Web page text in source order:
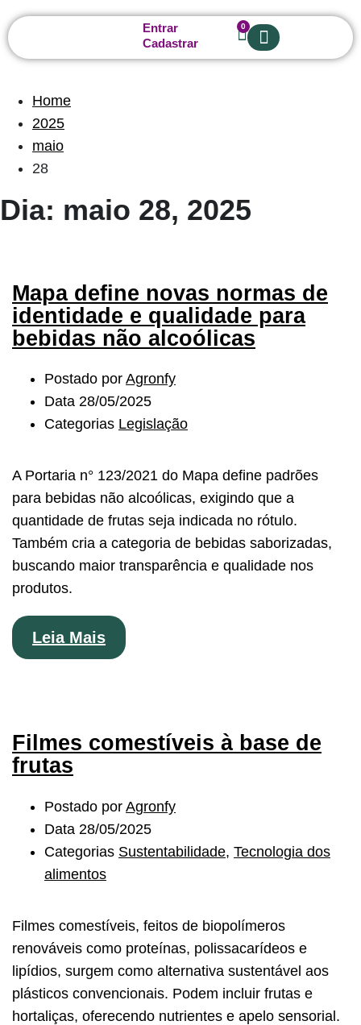
Entrar
Cadastrar
0
Home
2025
maio
28
Dia: maio 28, 2025
Mapa define novas normas de
identidade e qualidade para
bebidas não alcoólicas
Postado por Agronfy
Data 28/05/2025
Categorias Legislação
A Portaria n° 123/2021 do Mapa define padrões
para bebidas não alcoólicas, exigindo que a
quantidade de frutas seja indicada no rótulo.
Também cria a categoria de bebidas saborizadas,
buscando maior transparência e qualidade nos
produtos.
Leia Mais
Filmes comestíveis à base de
frutas
Postado por Agronfy
Data 28/05/2025
Categorias Sustentabilidade, Tecnologia dos
alimentos
Filmes comestíveis, feitos de biopolímeros
renováveis como proteínas, polissacarídeos e
lipídios, surgem como alternativa sustentável aos
plásticos convencionais. Podem incluir frutas e
hortaliças, oferecendo nutrientes e apelo sensorial.